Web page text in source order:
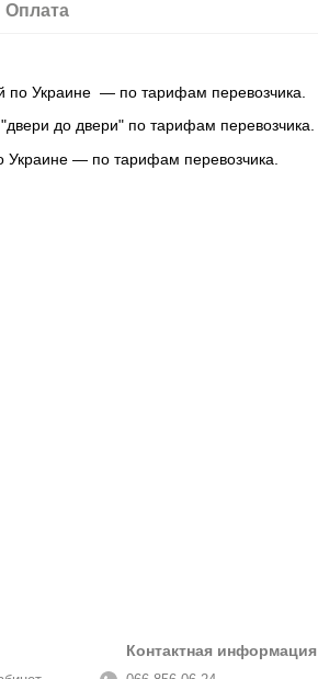
Оплата
по Украине — по тарифам перевозчика.
до двери" по тарифам перевозчика.
Украине — по тарифам перевозчика.
Контактная информация